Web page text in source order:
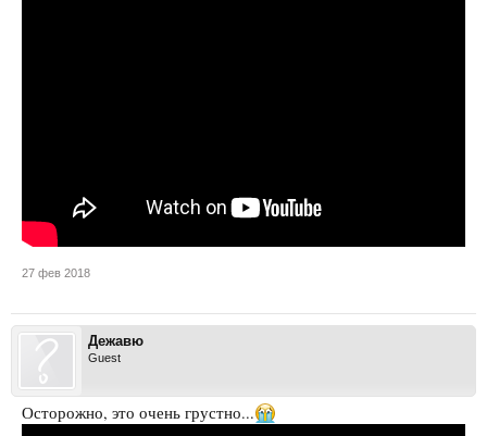
27 фев 2018
Дежавю
Guest
Осторожно, это очень грустно...